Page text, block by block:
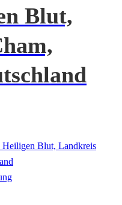
Blut,
Blut, Landkreis